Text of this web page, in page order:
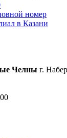
номер
в Казани
Челны г.